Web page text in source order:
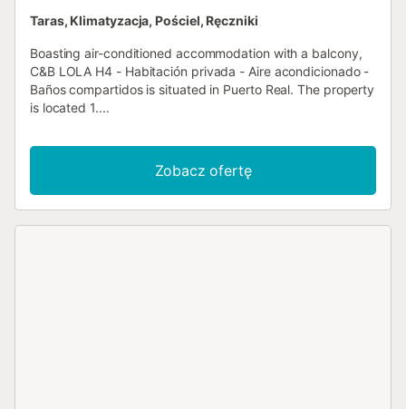
Taras, Klimatyzacja, Pościel, Ręczniki
Boasting air-conditioned accommodation with a balcony,
C&B LOLA H4 - Habitación privada - Aire acondicionado -
Baños compartidos is situated in Puerto Real. The property
is located 1....
Zobacz ofertę